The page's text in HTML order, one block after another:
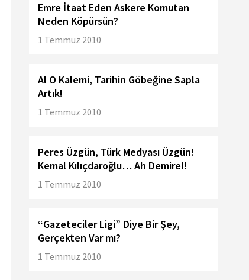
Emre İtaat Eden Askere Komutan
Neden Köpürsün?
1 Temmuz 2010
Al O Kalemi, Tarihin Göbeğine Sapla
Artık!
1 Temmuz 2010
Peres Üzgün, Türk Medyası Üzgün!
Kemal Kılıçdaroğlu… Ah Demirel!
1 Temmuz 2010
“Gazeteciler Ligi” Diye Bir Şey,
Gerçekten Var mı?
1 Temmuz 2010